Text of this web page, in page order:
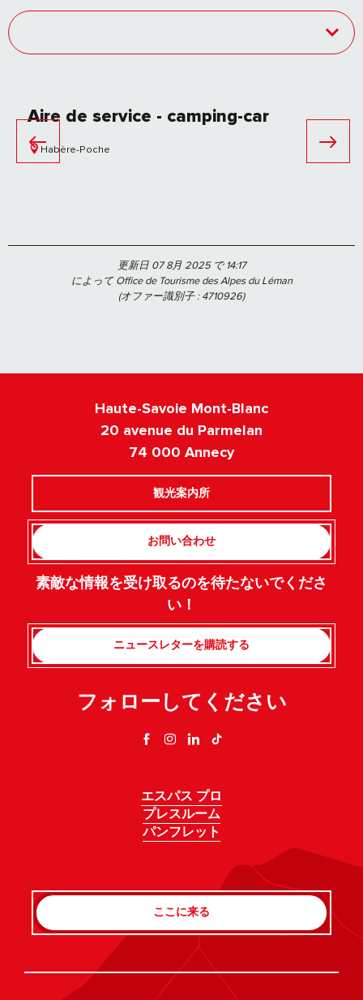
Aire de service - camping-car
Habère-Poche
更新日 07 8月 2025 で 14:17
によって Office de Tourisme des Alpes du Léman
(オファー識別子 :4710926)
Haute-Savoie Mont-Blanc
20 avenue du Parmelan
74 000 Annecy
観光案内所
お問い合わせ
素敵な情報を受け取るのを待たないでくださ
い！
ニュースレターを購読する
フォローしてください
エスパス プロ
プレスルーム
パンフレット
ここに来る